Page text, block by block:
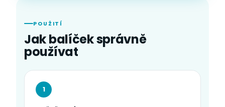
POUŽITÍ
Jak balíček správně
používat
1